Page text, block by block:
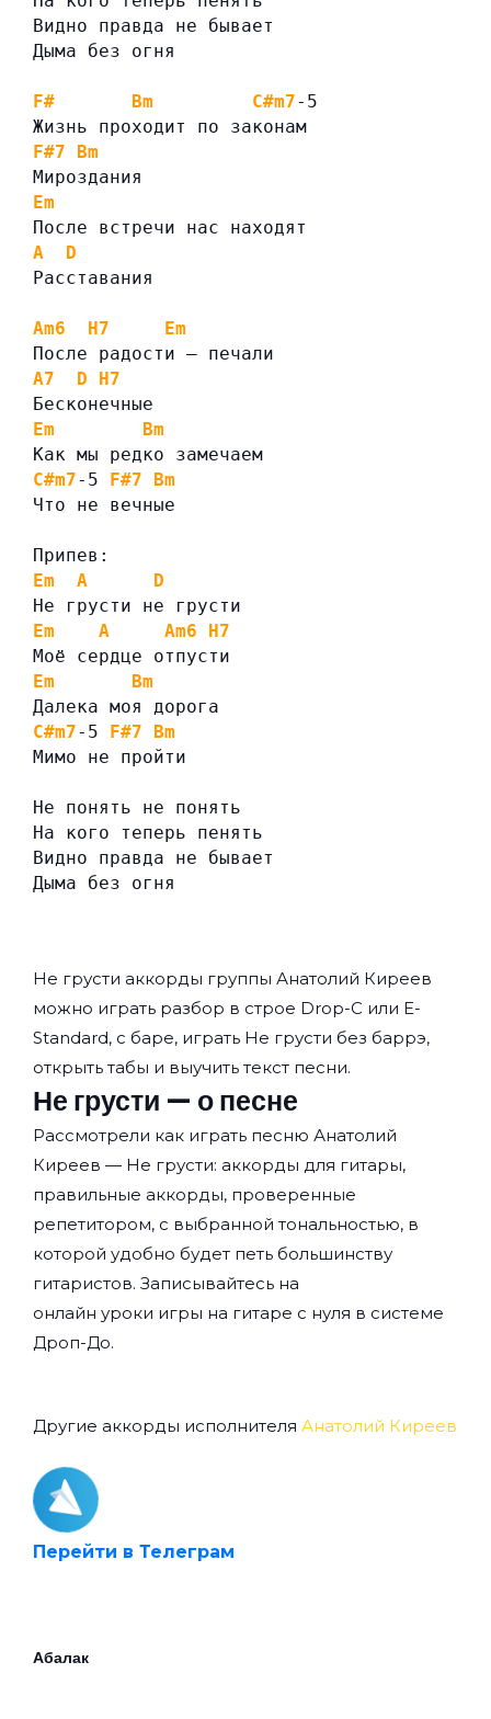
Видно правда не бывает
Дыма без огня
F# Bm C#m7-5
Жизнь проходит по законам
F#7
Bm
Мироздания
Em
После встречи нас находят
A
D
Расставания
Am6 H7
Em
После радости — печали
A7
D
H7
Бесконечные
Em
Bm
Как мы редко замечаем
C#m7-5 F#7
Bm
Что не вечные
Припев:
Em
A
D
Не грусти не грусти
Em
A Am6
H7
Моё сердце отпусти
Em
Bm
Далека моя дорога
C#m7-5 F#7
Bm
Мимо не пройти
Не понять не понять
На кого теперь пенять
Видно правда не бывает
Дыма без огня
Не грусти аккорды группы Анатолий Киреев
можно играть разбор в строе Drop-C или E-
Standard, с баре, играть Не грусти без баррэ,
открыть табы и выучить текст песни.
Не грусти — о песне
Рассмотрели как играть песню Анатолий
Киреев — Не грусти: аккорды для гитары,
правильные аккорды, проверенные
репетитором, с выбранной тональностью, в
которой удобно будет петь большинству
гитаристов. Записывайтесь на
онлайн уроки игры на гитаре с нуля в системе
Дроп-До.
Другие аккорды исполнителя Анатолий Киреев
Перейти в Телеграм
Абалак